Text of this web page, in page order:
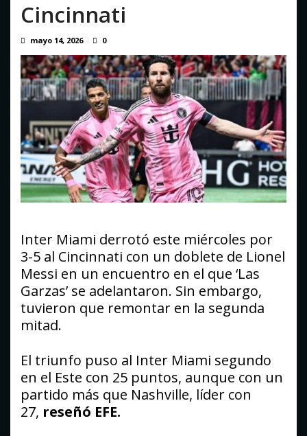
7, 2026
Cincinnati
mayo 14, 2026 0
Inter Miami derrotó este miércoles por
3-5 al Cincinnati con un doblete de Lionel
Messi en un encuentro en el que ‘Las
Garzas’ se adelantaron. Sin embargo,
tuvieron que remontar en la segunda
mitad.
El triunfo puso al Inter Miami segundo
en el Este con 25 puntos, aunque con un
partido más que Nashville, líder con
27, reseñó EFE.